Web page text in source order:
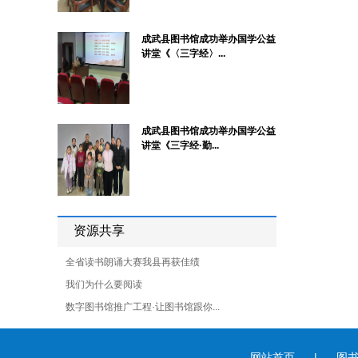
成武县图书馆成功举办国学公益
讲堂《〈三字经〉...
成武县图书馆成功举办国学公益
讲堂《三字经·勤...
资源共享
全省读书朗诵大赛我县再获佳绩
我们为什么要阅读
数字图书馆推广工程·让图书馆跟你...